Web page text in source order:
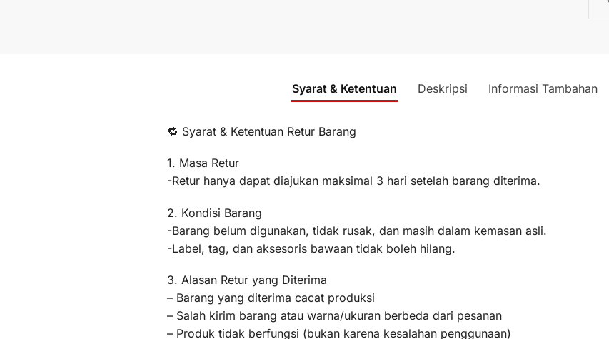
Syarat & Ketentuan Deskripsi Informasi Tambahan
🔁 Syarat & Ketentuan Retur Barang
1. Masa Retur
-Retur hanya dapat diajukan maksimal 3 hari setelah barang diterima.
2. Kondisi Barang
-Barang belum digunakan, tidak rusak, dan masih dalam kemasan asli.
-Label, tag, dan aksesoris bawaan tidak boleh hilang.
3. Alasan Retur yang Diterima
– Barang yang diterima cacat produksi
– Salah kirim barang atau warna/ukuran berbeda dari pesanan
– Produk tidak berfungsi (bukan karena kesalahan penggunaan)